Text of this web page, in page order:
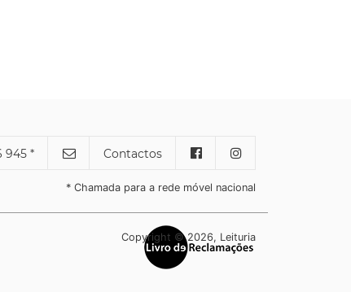
945 * Contactos
* Chamada para a rede móvel nacional
Copyright © 2026, Leituria